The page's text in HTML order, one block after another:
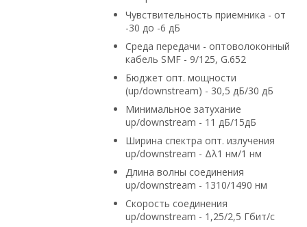
Чувствительность приемника - от
-30 до -6 дБ
Среда передачи - оптоволоконный
кабель SMF - 9/125, G.652
Бюджет опт. мощности
(up/downstream) - 30,5 дБ/30 дБ
Минимальное затухание
up/downstream - 11 дБ/15дБ
Ширина спектра опт. излучения
up/downstream - Δλ1 нм/1 нм
Длина волны соединения
up/downstream - 1310/1490 нм
Скорость соединения
up/downstream - 1,25/2,5 Гбит/с